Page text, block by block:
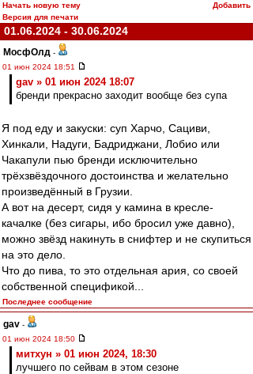
Начать новую тему
Добавить
Версия для печати
01.06.2024 - 30.06.2024
МосфОлд -
01 июн 2024 18:51
gav » 01 июн 2024 18:07
бренди прекрасно заходит вообще без супа
Я под еду и закуски: суп Харчо, Сациви,
Хинкали, Надуги, Бадриджани, Лобио или
Чакапули пью бренди исключительно
трёхзвёздочного достоинства и желательно
произведённый в Грузии.
А вот на десерт, сидя у камина в кресле-
качалке (без сигары, ибо бросил уже давно),
можно звёзд накинуть в снифтер и не скупиться
на это дело.
Что до пива, то это отдельная ария, со своей
собственной спецификой...
Последнее сообщение
gav -
01 июн 2024 18:50
митхун » 01 июн 2024, 18:30
лучшего по сейвам в этом сезоне